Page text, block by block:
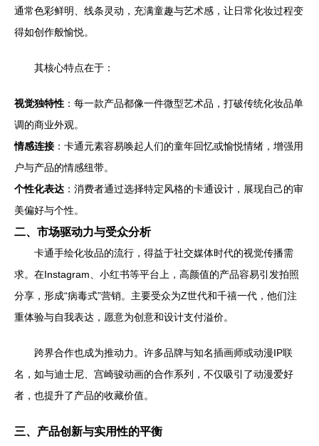
通常色彩鲜明、线条灵动，充满童趣与艺术感，让日常化妆过程变
得如创作般愉悦。
其核心特点在于：
视觉独特性 ：每一款产品都像一件微型艺术品，打破传统化妆品单
调的商业外观。
情感连接 ：卡通元素容易唤起人们的童年回忆或愉悦情绪，增强用
户与产品的情感纽带。
个性化表达 ：消费者通过选择特定风格的卡通设计，展现自己的审
美偏好与个性。
二、市场驱动力与受众分析
卡通手绘化妆品的流行，得益于社交媒体时代的视觉传播需
求。在Instagram、小红书等平台上，高颜值的产品容易引发拍照
分享，形成“病毒式”营销。主要受众为Z世代和千禧一代，他们注
重体验与自我表达，愿意为创意和设计支付溢价。
跨界合作也成为推动力。许多品牌与知名插画师或动漫IP联
名，如与迪士尼、宫崎骏动画的合作系列，不仅吸引了动漫爱好
者，也提升了产品的收藏价值。
三、产品创新与实用性的平衡